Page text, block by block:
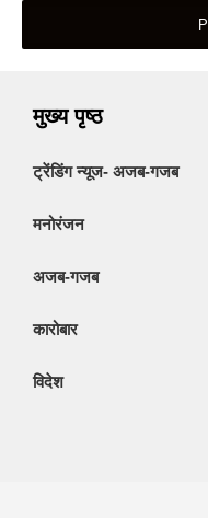
मुख्य पृष्ठ
ट्रेंडिंग न्यूज- अजब-गजब
मनोरंजन
अजब-गजब
कारोबार
विदेश